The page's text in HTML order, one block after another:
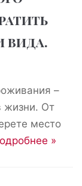
вида.
–
жизни. От
место
»